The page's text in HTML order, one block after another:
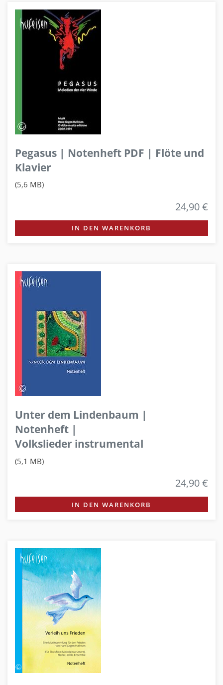
Pegasus | Notenheft PDF | Flöte und
Klavier
(5,6 MB)
24,90 €
IN DEN WARENKORB
Unter dem Lindenbaum |
Notenheft |
Volkslieder instrumental
(5,1 MB)
24,90 €
IN DEN WARENKORB